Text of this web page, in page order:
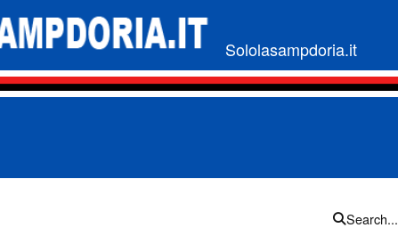
Sololasampdoria.it
Search...